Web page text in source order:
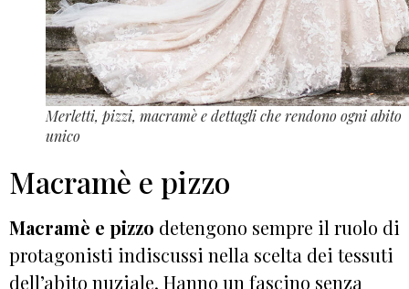
Merletti, pizzi, macramè e dettagli che rendono ogni abito
unico
Macramè e pizzo
Macramè e pizzo detengono sempre il ruolo di
protagonisti indiscussi nella scelta dei tessuti
dell’abito nuziale. Hanno un fascino senza